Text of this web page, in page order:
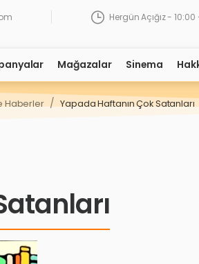
Hergün Açığız -
Mağazalar Sinema
Haberler / Yapada Haftanın Çok Satanları